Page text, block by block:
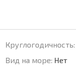
Круглогодичность:
Вид на море: Нет